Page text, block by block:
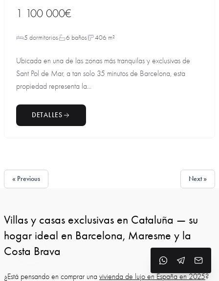
1 100 000€
5 dormitorios 6 baños 406 m²
Ubicada en una de las zonas más tranquilas y exclusivas de
Sant Pol de Mar, a tan solo 35 minutos de Barcelona, esta
propiedad representa la...
DETALLES
« Previous Next »
Villas y casas exclusivas en Cataluña — su
hogar ideal en Barcelona, Maresme y la
Costa Brava
¿Está pensando en comprar una vivienda de lujo en España en 2025?